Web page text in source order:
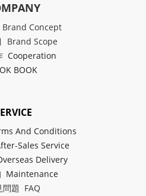
Concept
Brand Scope
Cooperation
BOOK
And Conditions
Sales Service
Delivery
Maintenance
問題 FAQ